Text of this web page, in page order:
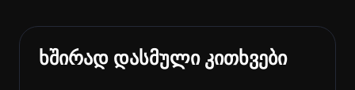
ხშირად დასმული კითხვები